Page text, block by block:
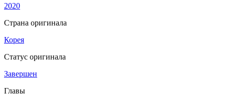
2020
Страна оригинала
Корея
Статус оригинала
Завершен
Главы